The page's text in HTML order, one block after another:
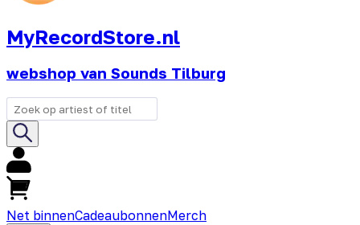
MyRecordStore.nl
webshop van Sounds Tilburg
Net binnenCadeaubonnenMerch